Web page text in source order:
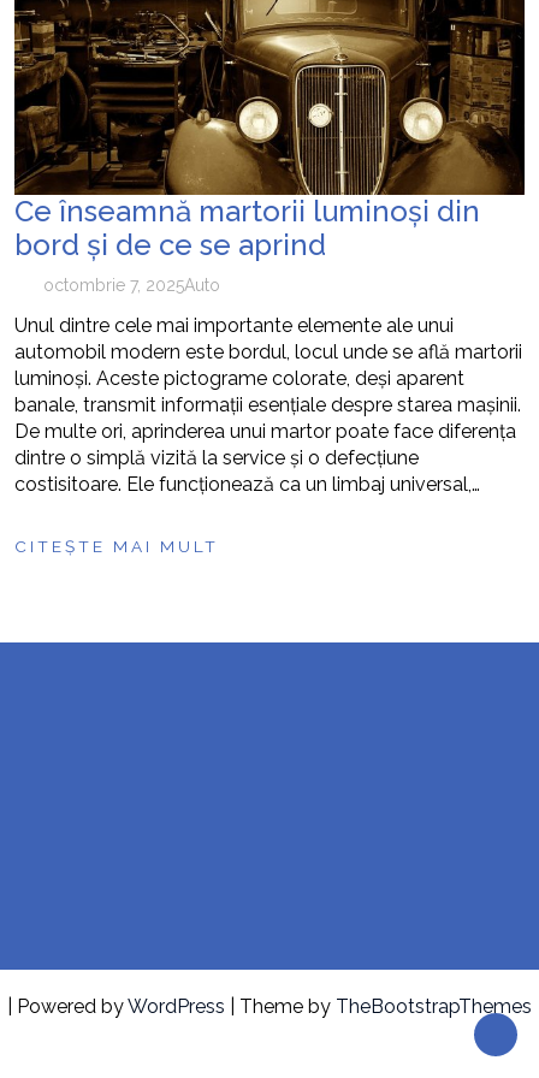
cum pot fi prevenite
Ce înseamnă martorii luminoși din
bord și de ce se aprind
octombrie 7, 2025Auto
Unul dintre cele mai importante elemente ale unui
automobil modern este bordul, locul unde se află martorii
luminoși. Aceste pictograme colorate, deși aparent
banale, transmit informații esențiale despre starea mașinii.
De multe ori, aprinderea unui martor poate face diferența
dintre o simplă vizită la service și o defecțiune
costisitoare. Ele funcționează ca un limbaj universal,…
CITEȘTE MAI MULT
| Powered byWordPress | Theme by TheBootstrapThemes